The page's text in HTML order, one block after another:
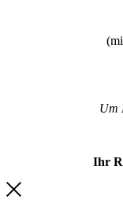
Um
Ihr